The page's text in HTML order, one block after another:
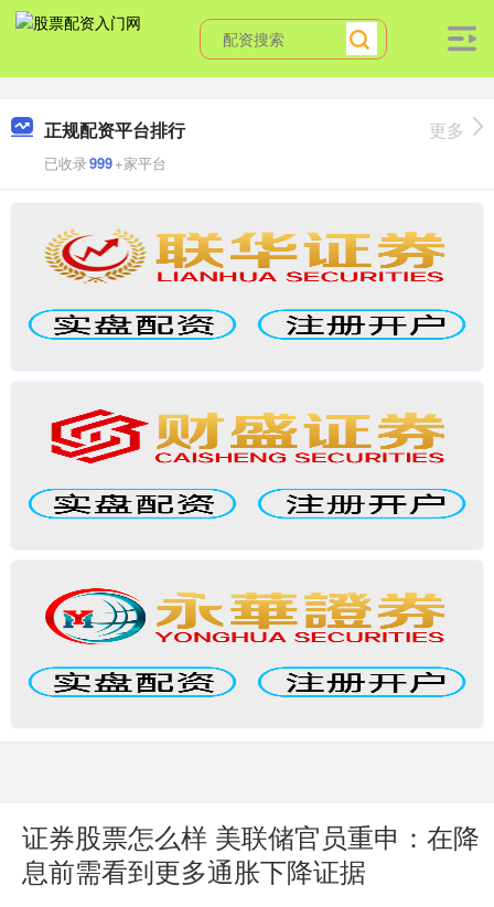
正规配资平台排行
已收录999+家平台
更多
证券股票怎么样 美联储官员重申：在降
息前需看到更多通胀下降证据